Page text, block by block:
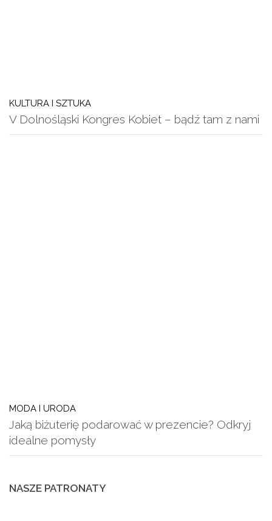
KULTURA I SZTUKA
V Dolnośląski Kongres Kobiet – bądź tam z nami
MODA I URODA
Jaką biżuterię podarować w prezencie? Odkryj
idealne pomysły
NASZE PATRONATY